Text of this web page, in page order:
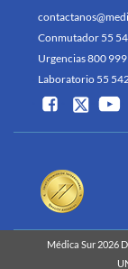
Conmutador 55
Urgencias 800
Laboratorio 55
Médica Sur 2026